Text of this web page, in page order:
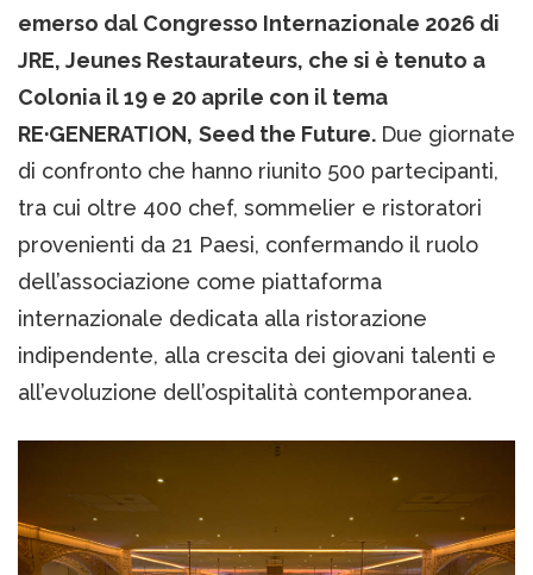
emerso dal Congresso Internazionale 2026 di
JRE, Jeunes Restaurateurs, che si è tenuto a
Colonia il 19 e 20 aprile con il tema
RE·GENERATION, Seed the Future. Due giornate
di confronto che hanno riunito 500 partecipanti,
tra cui oltre 400 chef, sommelier e ristoratori
provenienti da 21 Paesi, confermando il ruolo
dell’associazione come piattaforma
internazionale dedicata alla ristorazione
indipendente, alla crescita dei giovani talenti e
all’evoluzione dell’ospitalità contemporanea.